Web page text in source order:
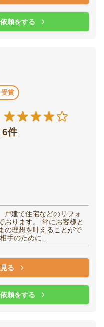
頼をする
受賞
6件
戸建て住宅などのリフォ
おります。 常にお客様と
の理想を叶えることがで
手のために...
る
頼をする